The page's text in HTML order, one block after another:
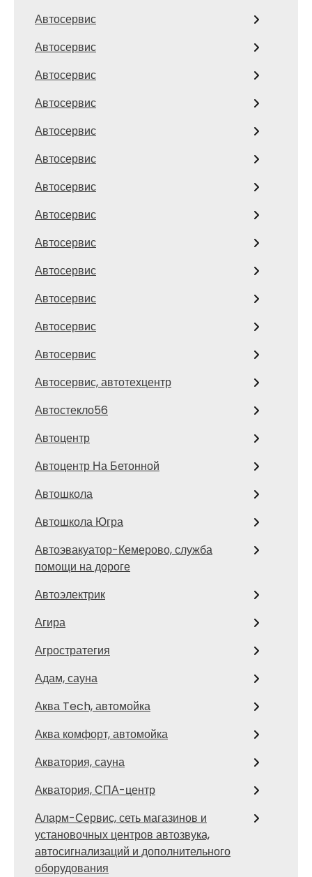
Автосервис
Автосервис
Автосервис
Автосервис
Автосервис
Автосервис
Автосервис
Автосервис
Автосервис
Автосервис
Автосервис
Автосервис
Автосервис
Автосервис, автотехцентр
Автостекло56
Автоцентр
Автоцентр На Бетонной
Автошкола
Автошкола Югра
Автоэвакуатор-Кемерово, служба
помощи на дороге
Автоэлектрик
Агира
Агростратегия
Адам, сауна
Аква Tech, автомойка
Аква комфорт, автомойка
Акватория, сауна
Акватория, СПА-центр
Аларм-Сервис, сеть магазинов и
установочных центров автозвука,
автосигнализаций и дополнительного
оборудования